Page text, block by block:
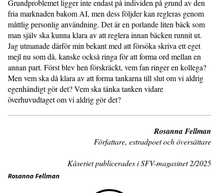
Grundproblemet ligger inte endast på individen på grund av den
fria marknaden bakom AI, men dess följder kan regleras genom
måttlig personlig användning. Det är en porlande liten bäck som
man själv ska kunna klara av att reglera innan bäcken runnit ut.
Jag utmanade därför min bekant med att försöka skriva ett eget
mejl nu som då, kanske också ringa för att forma ord mellan en
annan part. Först blev hen förskräckt, vem fan ringer en kollega?
Men vem ska då klara av att forma tankarna till slut om vi aldrig
egenhändigt gör det? Vem ska tänka tanken vidare
överhuvudtaget om vi aldrig gör det?
Rosanna Fellman
Författare, estradpoet och översättare
Kåseriet publicerades i SFV-magasinet 2/2025
Rosanna Fellman